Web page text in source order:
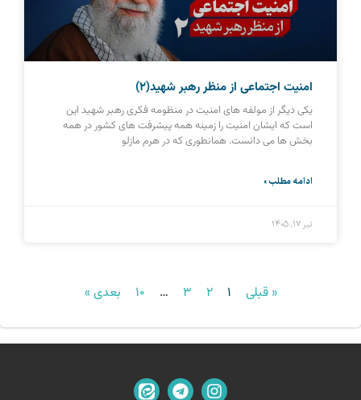
امنیت اجتماعی از منظر رهبر شهید(2)
یکی دیگر از مولفه های امنیت در منظومه فکری رهبر شهید این
است که ایشان امنیت را زمینه همه پیشرفت های کشور در همه
بخش ها می دانست. همانطوری که در هرم مازلو
ادامه مطلب »
تیر ۱۷, ۱۴۰۵
« قبلی 1
2
3
…
10 بعدی »